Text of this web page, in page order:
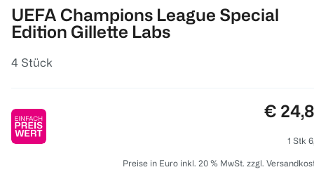
UEFA Champions League Special
Edition Gillette Labs
4 Stück
Preis:
€
1 Stk
Preise in Euro inkl. 20 % MwSt. zzgl.